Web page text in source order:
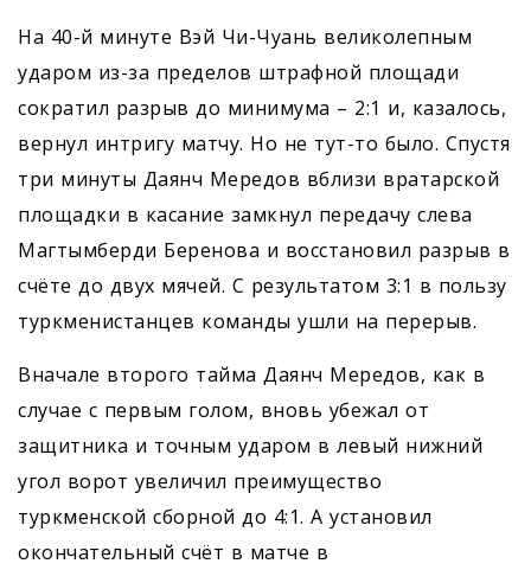
На 40-й минуте Вэй Чи-Чуань великолепным
ударом из-за пределов штрафной площади
сократил разрыв до минимума – 2:1 и, казалось,
вернул интригу матчу. Но не тут-то было. Спустя
три минуты Даянч Мередов вблизи вратарской
площадки в касание замкнул передачу слева
Магтымберди Беренова и восстановил разрыв в
счёте до двух мячей. С результатом 3:1 в пользу
туркменистанцев команды ушли на перерыв.
Вначале второго тайма Даянч Мередов, как в
случае с первым голом, вновь убежал от
защитника и точным ударом в левый нижний
угол ворот увеличил преимущество
туркменской сборной до 4:1. А установил
окончательный счёт в матче в